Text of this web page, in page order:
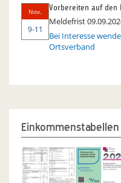
Nov.
9-11
Vorbereiten auf den
Meldefrist
Bei Interesse
Ortsverband
Einkommenstabellen